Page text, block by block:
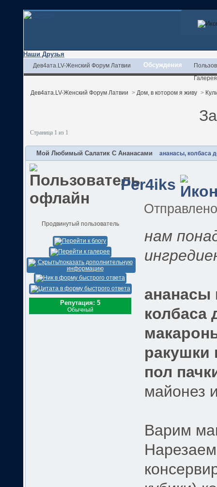
Наши Друзья
Дев4ата.LV-Женский Форум Латвии Обсуждения
Галерея
Дев4ата.LV-Женский Форум Латвии > Дом, в котором я живу >
Страница 1 из 1
Мой Любимый Салатик С Ананасами ананасы, колбаса
Per4iks
Продвинутый пользователь
Репутация: 5
Обычный
нам
ананасы
колбаса
ракушки
пол
майонез
Варим